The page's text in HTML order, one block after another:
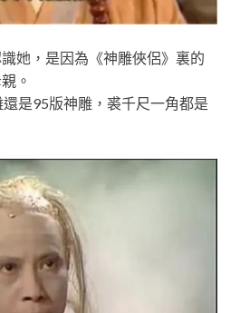
她，是因為《神雕俠侶》裏的
。
是95版神雕，裘千尺一角都是